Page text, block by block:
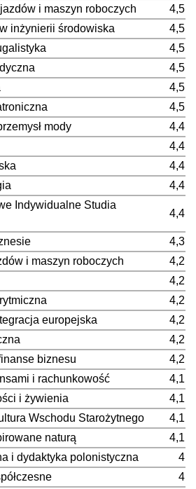
i maszyn roboczych
4,5
inżynierii środowiska
4,5
4,5
4,5
4,5
4,5
mody
4,4
4,4
4,4
4,4
Indywidualne Studia
4,4
4,3
i maszyn roboczych
4,2
4,2
4,2
europejska
4,2
4,2
biznesu
4,2
i rachunkowość
4,1
i żywienia
4,1
Wschodu Starożytnego
4,1
naturą
4,1
i dydaktyka polonistyczna
4
4